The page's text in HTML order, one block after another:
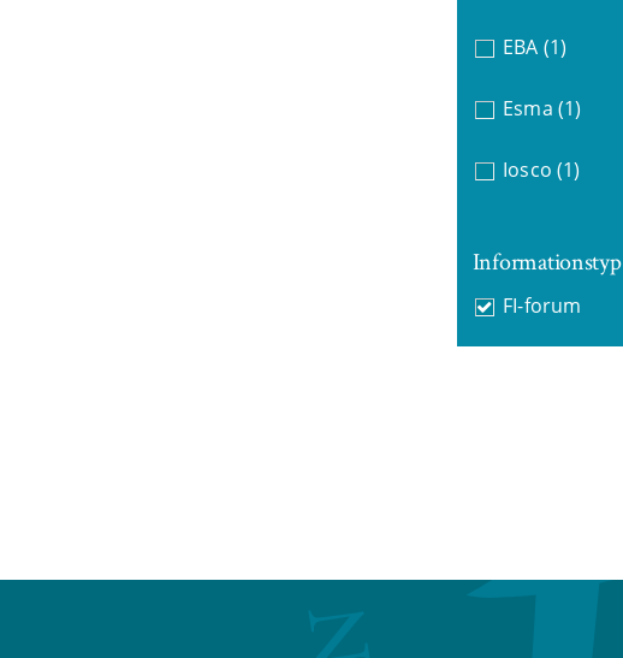
EBA (1)
Esma (1)
Iosco (1)
Informationstyp
FI-forum